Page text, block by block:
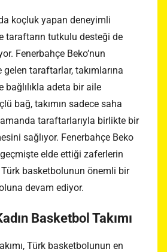
koçluk yapan deneyimli
taraftarın tutkulu desteği de
Fenerbahçe Beko’nun
gelen taraftarlar, takımlarına
bağlılıkla adeta bir aile
bağ, takımın sadece saha
taraftarlarıyla birlikte bir
sağlıyor. Fenerbahçe Beko
geçmişte elde ettiği zaferlerin
basketbolunun önemli bir
devam ediyor.
Basketbol Takımı
Türk basketbolunun en